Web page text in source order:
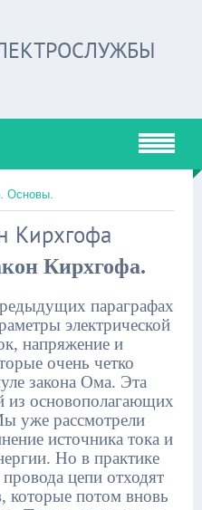
Основы.
Кирхгофа
Кирхгофа.
параграфах
электрической
напряжение и
очень четко
закона Ома. Эта
из основополагающих
уже рассмотрели
источника тока и
Но в практике
цепи отходят
которые потом вновь